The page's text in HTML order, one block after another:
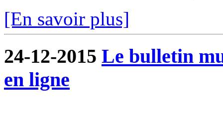
[En savoir plus]
24-12-2015 Le bulletin
en ligne